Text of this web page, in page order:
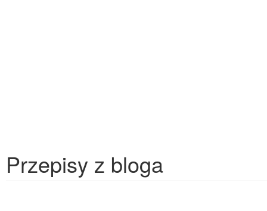
Przepisy z bloga